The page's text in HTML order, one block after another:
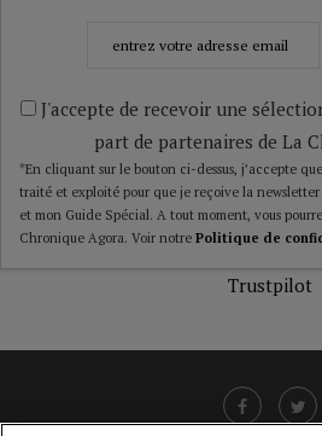
J'accepte de recevoir une
part de partenaires de La
*En cliquant sur le bouton ci-dessus, j’accepte
traité et exploité pour que je reçoive la
et mon Guide Spécial. A tout moment, vous
Chronique Agora. Voir notre Politique de
Trustpilot